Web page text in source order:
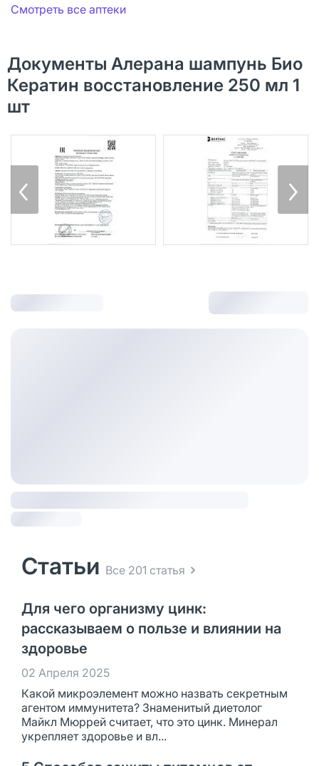
Смотреть все аптеки
Документы Алерана шампунь Био
Кератин восстановление 250 мл 1
шт
Статьи Все 201 статья
Для чего организму цинк:
рассказываем о пользе и влиянии на
здоровье
02 Апреля 2025
Какой микроэлемент можно назвать секретным
агентом иммунитета? Знаменитый диетолог
Майкл Мюррей считает, что это цинк. Минерал
укрепляет здоровье и вл...